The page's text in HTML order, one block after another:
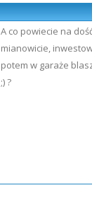
A co powiecie na
mianowicie,
potem w garaże
;) ?